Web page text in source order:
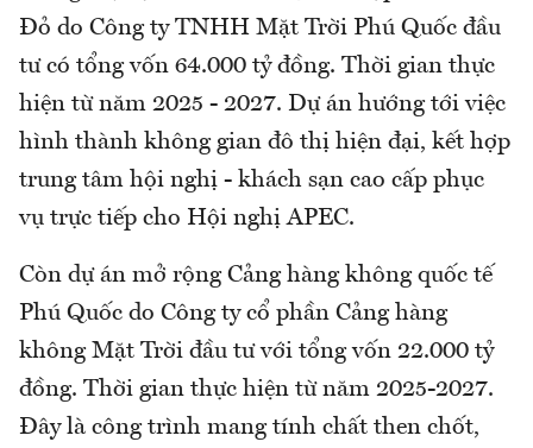
Đỏ do Công ty TNHH Mặt Trời Phú Quốc đầu
tư có tổng vốn 64.000 tỷ đồng. Thời gian thực
hiện từ năm 2025 - 2027. Dự án hướng tới việc
hình thành không gian đô thị hiện đại, kết hợp
trung tâm hội nghị - khách sạn cao cấp phục
vụ trực tiếp cho Hội nghị APEC.
Còn dự án mở rộng Cảng hàng không quốc tế
Phú Quốc do Công ty cổ phần Cảng hàng
không Mặt Trời đầu tư với tổng vốn 22.000 tỷ
đồng. Thời gian thực hiện từ năm 2025-2027.
Đây là công trình mang tính chất then chốt,